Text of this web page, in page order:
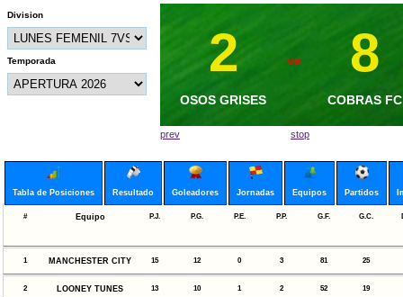
Division
Temporada 2
OSOS GRISES
vs 8
COBRAS FC
2
MANCHESTER CITY
vs 1
FENIX
prev stop
Tabla de Posiciones Resultado Goleadores Jornadas Equipos Partidos
# Equipo P.J. P.G. P.E. P.P. G.F. G.C.
1 MANCHESTER CITY 15 12 0 3 81 25
2 LOONEY TUNES 13 10 1 2 52 19